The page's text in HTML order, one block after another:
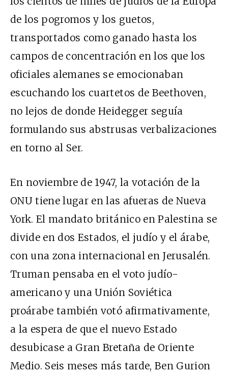
de los pogromos y los guetos,
transportados como ganado hasta los
campos de concentración en los que los
oficiales alemanes se emocionaban
escuchando los cuartetos de Beethoven,
no lejos de donde Heidegger seguía
formulando sus abstrusas verbalizaciones
en torno al Ser.
En noviembre de 1947, la votación de la
ONU tiene lugar en las afueras de Nueva
York. El mandato británico en Palestina se
divide en dos Estados, el judío y el árabe,
con una zona internacional en Jerusalén.
Truman pensaba en el voto judío-
americano y una Unión Soviética
proárabe también votó afirmativamente,
a la espera de que el nuevo Estado
desubicase a Gran Bretaña de Oriente
Medio. Seis meses más tarde, Ben Gurion